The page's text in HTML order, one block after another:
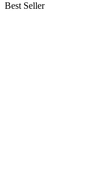
Best Seller